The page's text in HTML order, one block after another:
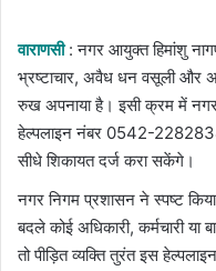
वाराणसी : नगर आयुक्त हिमांशु
भ्रष्टाचार, अवैध धन वसूली और
रुख अपनाया है। इसी क्रम में
हेल्पलाइन नंबर 0542-
सीधे शिकायत दर्ज करा सकेंगे।
नगर निगम प्रशासन ने स्पष्ट
बदले कोई अधिकारी, कर्मचारी
तो पीड़ित व्यक्ति तुरंत इस